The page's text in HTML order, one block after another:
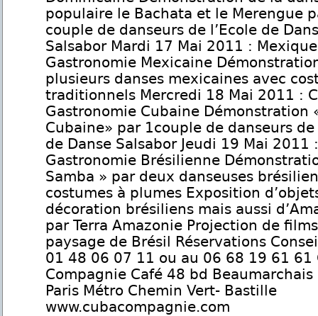
populaire le Bachata et le Merengue
couple de danseurs de l’Ecole de
Salsabor Mardi 17 Mai 2011 : Mexique
Gastronomie Mexicaine
plusieurs danses mexicaines avec
traditionnels Mercredi 18 Mai 2011 :
Gastronomie Cubaine Démonstration
Cubaine» par 1couple de danseurs de
de Danse Salsabor Jeudi 19 Mai 2011
Gastronomie Brésilienne
Samba » par deux danseuses
costumes à plumes Exposition
décoration brésiliens mais aussi
par Terra Amazonie Projection de
paysage de Brésil Réservations
01 48 06 07 11 ou au 06 68 19 61 61
Compagnie Café 48 bd
Paris Métro Chemin Vert- Bastille
www.cubacompagnie.com